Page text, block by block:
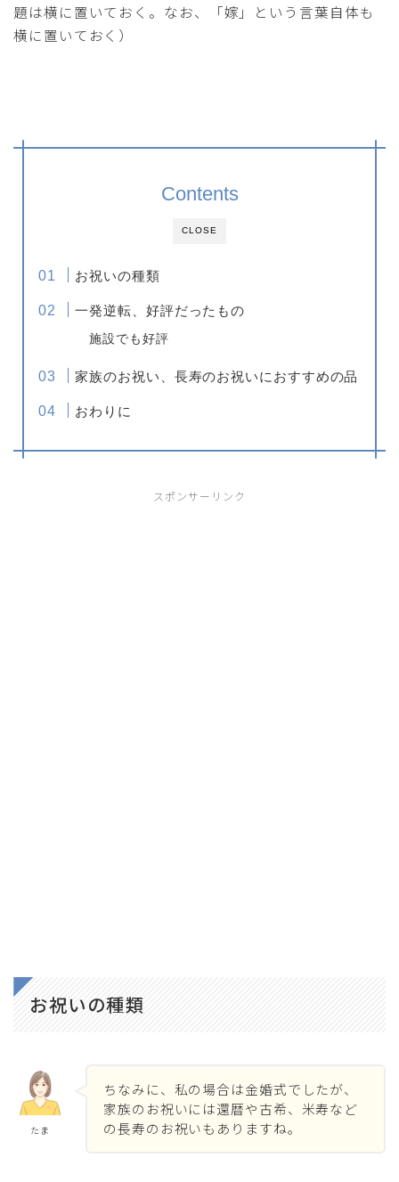
題は横に置いておく。なお、「嫁」という言葉自体も
横に置いておく）
CLOSE
Contents
お祝いの種類
一発逆転、好評だったもの
施設でも好評
家族のお祝い、長寿のお祝いにおすすめの品
おわりに
スポンサーリンク
お祝いの種類
たま
ちなみに、私の場合は金婚式でしたが、
家族のお祝いには還暦や古希、米寿など
の長寿のお祝いもありますね。